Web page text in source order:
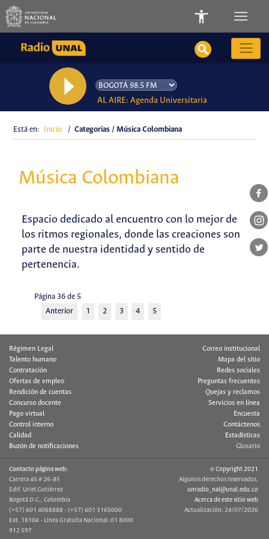
AL AIRE: Agenda Universitaria
Está en: Inicio / Categorias / Música Colombiana
Música Colombiana
Espacio dedicado al encuentro con lo mejor de
los ritmos regionales, donde las creaciones son
parte de nuestra identidad y sentido de
pertenencia.
Página 36 de 5
Anterior
1 2 3 4 5
Régimen Legal
Talento humano
Contratación
Ofertas de empleo
Rendición de cuentas
Concurso docente
Pago virtual
Control interno
Calidad
Buzón de notificaciones
Correo institucional
Mapa del sitio
Redes sociales
Preguntas frecuentes
Quejas y reclamos
Servicios en línea
Encuesta
Contáctenos
Estadísticas
Glosario
Contacto página web:
Carrera 45 # 26-85
Edif. Uriel Gutiérrez
Bogotá D.C., Colombia
(+57) 601 4068888 - (+57) 601 3165000
Ext. 18104 - Línea Gratuita Nacional: 01 8000
912 597
© Copyright 2021
Algunos derechos reservados.
unradio_nal@unal.edu.co
Acerca de este sitio web
Actualización: 24/07/2026